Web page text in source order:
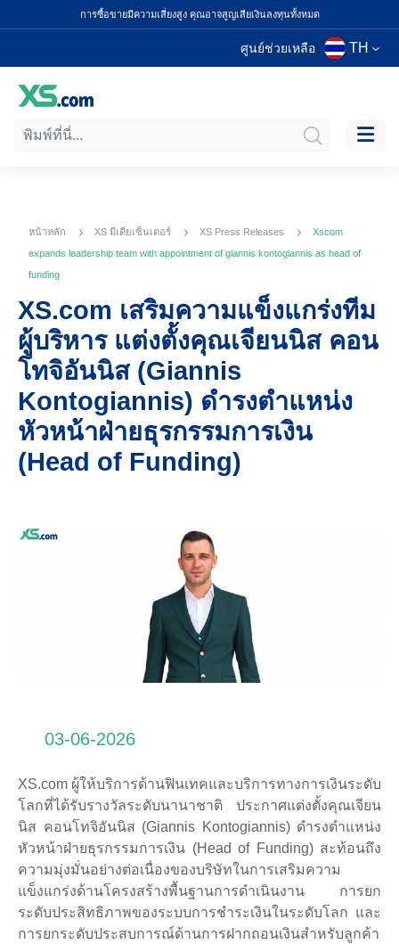
การซื้อขายมีความเสี่ยงสูง คุณอาจสูญเสียเงินลงทุนทั้งหมด
ศูนย์ช่วยเหลือ TH
หน้าหลัก XS มีเดียเซ็นเตอร์ XS Press Releases
Xscom
expands leadership team with appointment of giannis kontogiannis as head of
funding
XS.com เสริมความแข็งแกร่งทีม
ผู้บริหาร แต่งตั้งคุณเจียนนิส คอน
โทจิอันนิส (Giannis
Kontogiannis) ดำรงตำแหน่ง
หัวหน้าฝ่ายธุรกรรมการเงิน
(Head of Funding)
03-06-2026
XS.com ผู้ให้บริการด้านฟินเทคและบริการทางการเงินระดับ
โลกที่ได้รับรางวัลระดับนานาชาติ ประกาศแต่งตั้งคุณเจียน
นิส คอนโทจิอันนิส (Giannis Kontogiannis) ดำรงตำแหน่ง
หัวหน้าฝ่ายธุรกรรมการเงิน (Head of Funding) สะท้อนถึง
ความมุ่งมั่นอย่างต่อเนื่องของบริษัทในการเสริมความ
แข็งแกร่งด้านโครงสร้างพื้นฐานการดำเนินงาน การยก
ระดับประสิทธิภาพของระบบการชำระเงินในระดับโลก และ
การยกระดับประสบการณ์ด้านการฝากถอนเงินสำหรับลูกค้า